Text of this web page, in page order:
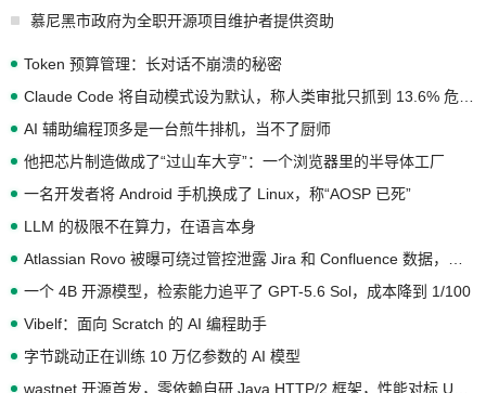
慕尼黑市政府为全职开源项目维护者提供资助
Token 预算管理：长对话不崩溃的秘密
AI 辅助编程顶多是一台煎牛排机，当不了厨师
他把芯片制造做成了“过山车大亨”：一个浏览器里的半导体工厂
一名开发者将 Android 手机换成了 Linux，称“AOSP 已死”
LLM 的极限不在算力，在语言本身
一个 4B 开源模型，检索能力追平了 GPT-5.6 Sol，成本降到 1/100
Vibelf：面向 Scratch 的 AI 编程助手
字节跳动正在训练 10 万亿参数的 AI 模型